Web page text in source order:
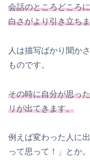
会話のところどころ
白さがより引き立ち
人は描写ばかり聞か
ものです。
その時に自分が思っ
リが出てきます。
例えば変わった人に
って思って！」とか。